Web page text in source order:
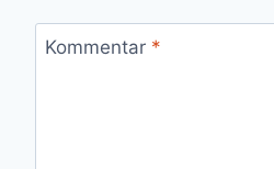
Kommentar *